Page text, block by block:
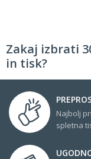
Zakaj izbrati
in tisk?
Najbolj
spletna